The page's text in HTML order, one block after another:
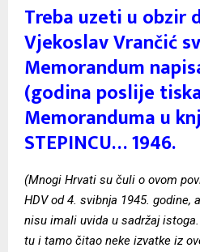
Treba uzeti u obzir
Vjekoslav Vrančić
Memorandum
(godina poslije
Memoranduma u
STEPINCU… 1946.
(Mnogi Hrvati su čuli o ovom
HDV od 4. svibnja 1945. godine,
nisu imali uvida u sadržaj
tu i tamo čitao neke izvatke iz